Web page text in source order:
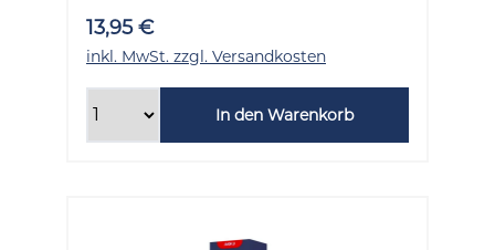
13,95 €
inkl. MwSt. zzgl. Versandkosten
In den Warenkorb